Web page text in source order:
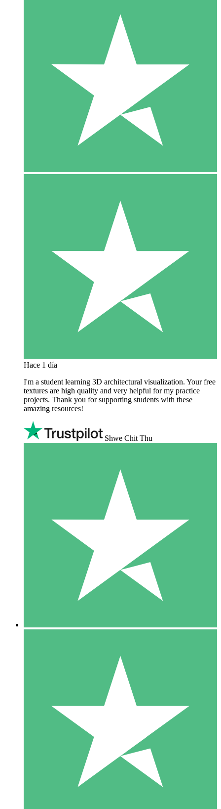
Hace 1 día
I'm a student learning 3D architectural visualization. Your free
textures are high quality and very helpful for my practice
projects. Thank you for supporting students with these
amazing resources!
Shwe Chit Thu